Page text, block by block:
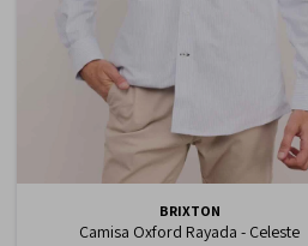
BRIXTON
Camisa Oxford Rayada - Celeste